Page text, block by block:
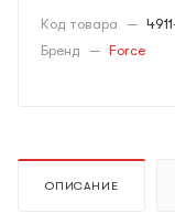
Код товара —
Бренд — Force
ОПИСАНИЕ